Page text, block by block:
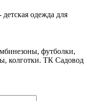
футболки,
колготки. ТК Садовод